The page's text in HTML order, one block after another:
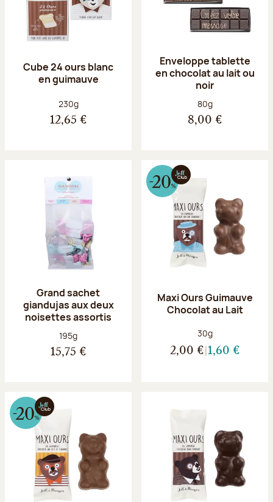
Cube 24 ours blanc
en guimauve
Poids net :
230g
12,65 €
Enveloppe tablette
en chocolat au lait ou
noir
Poids net :
80g
8,00 €
Grand sachet
giandujas aux deux
noisettes assortis
Poids net :
195g
15,75 €
Maxi Ours Guimauve
Chocolat au Lait
Poids net :
30g
2,00 € 1,60 €